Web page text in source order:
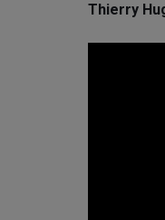
Thierry